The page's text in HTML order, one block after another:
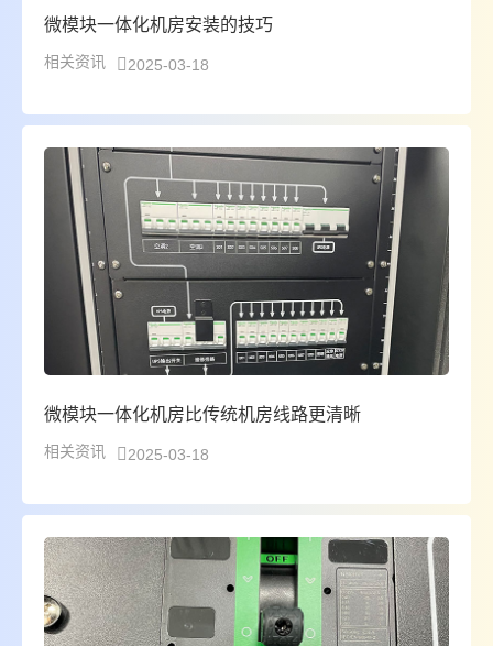
微模块一体化机房安装的技巧
相关资讯 2025-03-18
微模块一体化机房比传统机房线路更清晰
相关资讯 2025-03-18